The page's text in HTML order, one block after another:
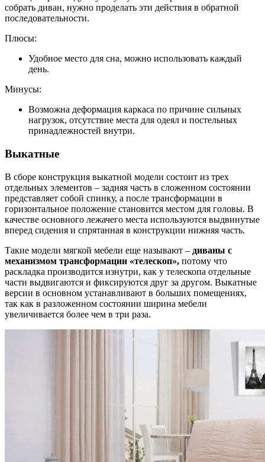
собрать диван, нужно проделать эти действия в обратной
последовательности.
Плюсы:
Удобное место для сна, можно использовать каждый
день.
Минусы:
Возможна деформация каркаса по причине сильных
нагрузок, отсутствие места для одеял и постельных
принадлежностей внутри.
Выкатные
В сборе конструкция выкатной модели состоит из трех
отдельных элементов – задняя часть в сложенном состоянии
представляет собой спинку, а после трансформации в
горизонтальное положение становится местом для головы. В
качестве основного лежачего места используются выдвинутые
вперед сидения и спрятанная в конструкции нижняя часть.
Такие модели мягкой мебели еще называют – диваны с
механизмом трансформации «телескоп», потому что
раскладка производится изнутри, как у телескопа отдельные
части выдвигаются и фиксируются друг за другом. Выкатные
версии в основном устанавливают в больших помещениях,
так как в разложенном состоянии ширина мебели
увеличивается более чем в три раза.